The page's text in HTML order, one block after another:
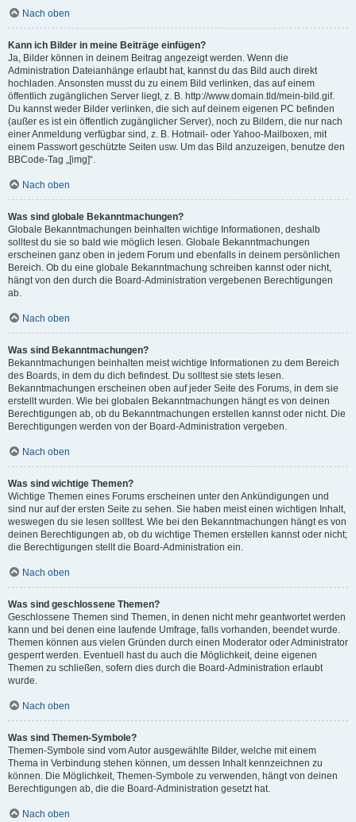
Nach oben
Kann ich Bilder in meine Beiträge einfügen?
Ja, Bilder können in deinem Beitrag angezeigt werden. Wenn die
Administration Dateianhänge erlaubt hat, kannst du das Bild auch direkt
hochladen. Ansonsten musst du zu einem Bild verlinken, das auf einem
öffentlich zugänglichen Server liegt, z. B. http://www.domain.tld/mein-bild.gif.
Du kannst weder Bilder verlinken, die sich auf deinem eigenen PC befinden
(außer es ist ein öffentlich zugänglicher Server), noch zu Bildern, die nur nach
einer Anmeldung verfügbar sind, z. B. Hotmail- oder Yahoo-Mailboxen, mit
einem Passwort geschützte Seiten usw. Um das Bild anzuzeigen, benutze den
BBCode-Tag „[img]“.
Nach oben
Was sind globale Bekanntmachungen?
Globale Bekanntmachungen beinhalten wichtige Informationen, deshalb
solltest du sie so bald wie möglich lesen. Globale Bekanntmachungen
erscheinen ganz oben in jedem Forum und ebenfalls in deinem persönlichen
Bereich. Ob du eine globale Bekanntmachung schreiben kannst oder nicht,
hängt von den durch die Board-Administration vergebenen Berechtigungen
ab.
Nach oben
Was sind Bekanntmachungen?
Bekanntmachungen beinhalten meist wichtige Informationen zu dem Bereich
des Boards, in dem du dich befindest. Du solltest sie stets lesen.
Bekanntmachungen erscheinen oben auf jeder Seite des Forums, in dem sie
erstellt wurden. Wie bei globalen Bekanntmachungen hängt es von deinen
Berechtigungen ab, ob du Bekanntmachungen erstellen kannst oder nicht. Die
Berechtigungen werden von der Board-Administration vergeben.
Nach oben
Was sind wichtige Themen?
Wichtige Themen eines Forums erscheinen unter den Ankündigungen und
sind nur auf der ersten Seite zu sehen. Sie haben meist einen wichtigen Inhalt,
weswegen du sie lesen solltest. Wie bei den Bekanntmachungen hängt es von
deinen Berechtigungen ab, ob du wichtige Themen erstellen kannst oder nicht;
die Berechtigungen stellt die Board-Administration ein.
Nach oben
Was sind geschlossene Themen?
Geschlossene Themen sind Themen, in denen nicht mehr geantwortet werden
kann und bei denen eine laufende Umfrage, falls vorhanden, beendet wurde.
Themen können aus vielen Gründen durch einen Moderator oder Administrator
gesperrt werden. Eventuell hast du auch die Möglichkeit, deine eigenen
Themen zu schließen, sofern dies durch die Board-Administration erlaubt
wurde.
Nach oben
Was sind Themen-Symbole?
Themen-Symbole sind vom Autor ausgewählte Bilder, welche mit einem
Thema in Verbindung stehen können, um dessen Inhalt kennzeichnen zu
können. Die Möglichkeit, Themen-Symbole zu verwenden, hängt von deinen
Berechtigungen ab, die die Board-Administration gesetzt hat.
Nach oben